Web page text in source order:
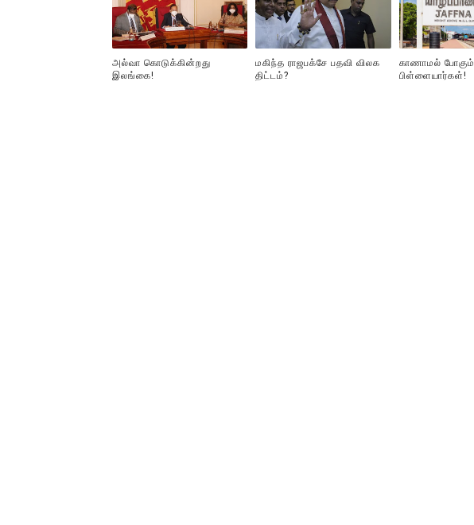
அல்வா கொடுக்கின்றது
இலங்கை!
மகிந்த ராஜபக்சே பதவி விலக
திட்டம்?
காணாமல் போகும்
பிள்ளையார்கள்!